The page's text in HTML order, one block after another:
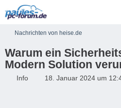
Nachrichten von heise.de
Warum ein
Modern Solution
Info 18. Januar 2024 um